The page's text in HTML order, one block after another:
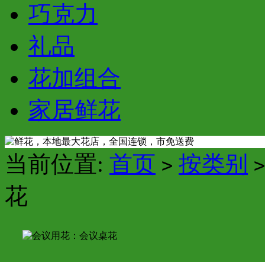
巧克力
礼品
花加组合
家居鲜花
当前位置: 首页 > 按类别 >
花